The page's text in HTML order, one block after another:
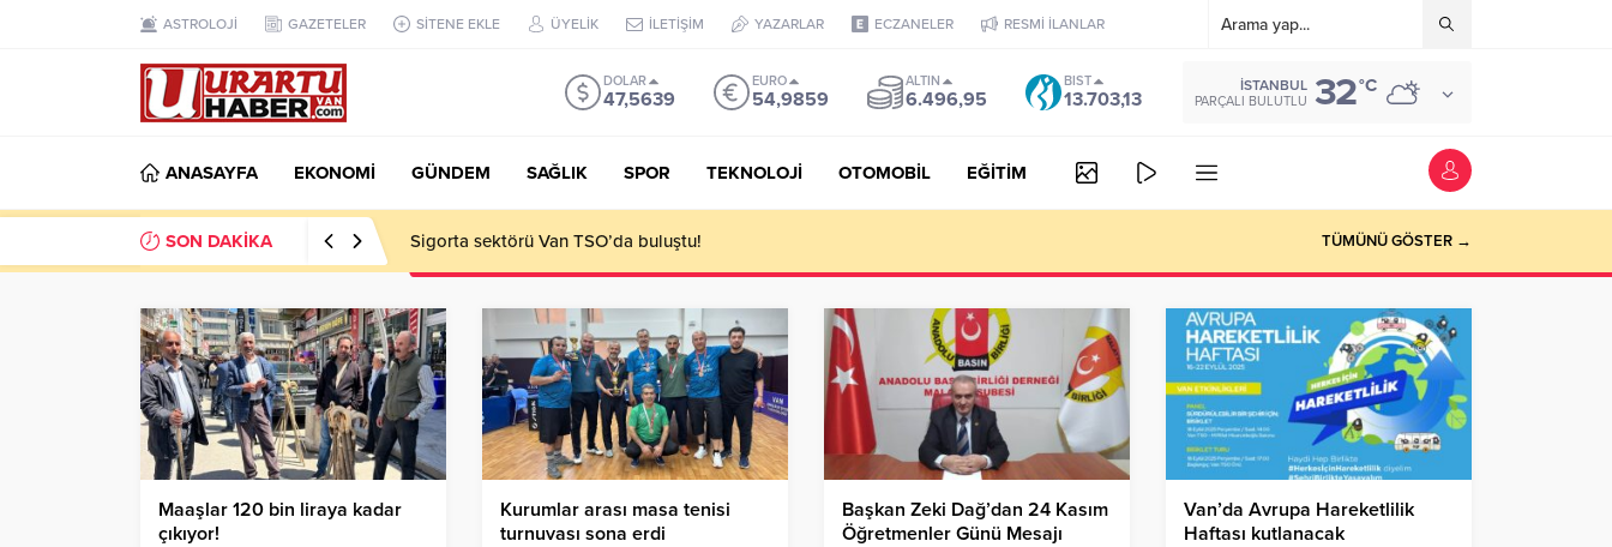
ASTROLOJİ GAZETELER SİTENE EKLE ÜYELİK İLETİŞİM YAZARLAR ECZANELER RESMİ İLANLAR
DOLAR
47,5639
EURO
54,9859
ALTIN
6.496,95
BIST
13.703,13
İSTANBUL
PARÇALI BULUTLU 32°C
ANASAYFA EKONOMİ GÜNDEM SAĞLIK SPOR TEKNOLOJİ OTOMOBİL EĞİTİM
SON DAKİKA VAN TSO: Takip ediyoruz! TÜMÜNÜ GÖSTER →
Maaşlar 120 bin liraya kadar
çıkıyor!
Kurumlar arası masa tenisi
turnuvası sona erdi
Başkan Zeki Dağ’dan 24 Kasım
Öğretmenler Günü Mesajı
Van’da Avrupa Hareketlilik
Haftası kutlanacak